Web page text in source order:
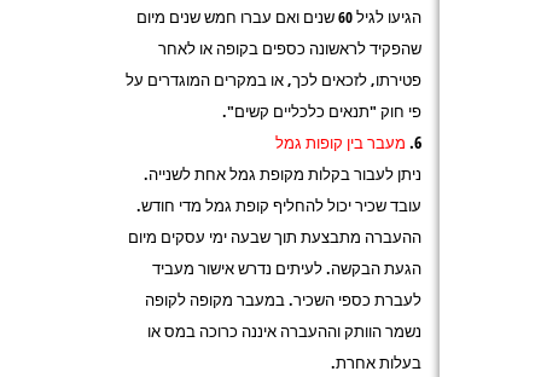
הגיעו לגיל 60 שנים ואם עברו חמש שנים מיום
שהפקיד לראשונה כספים בקופה או לאחר
פטירתו, לזכאים לכך, או במקרים המוגדרים על
פי חוק "תנאים כלכליים קשים".
מעבר בין קופות גמל
ניתן לעבור בקלות מקופת גמל אחת לשנייה.
עובד שכיר יכול להחליף קופת גמל מדי חודש.
ההעברה מתבצעת תוך שבעה ימי עסקים מיום
הגעת הבקשה. לעיתים נדרש אישור מעביד
לעברת כספי השכיר. במעבר מקופה לקופה
נשמר הוותק וההעברה איננה כרוכה במס או
בעלות אחרת.